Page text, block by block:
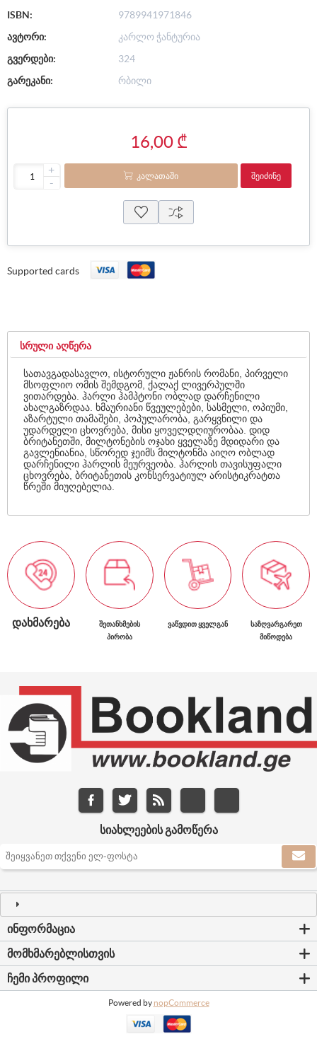
ISBN:
9789941971846
ავტორი:
კარლო ჭანტურია
გვერდები:
324
გარეკანი:
რბილი
16,00 ₾
+
-
ᲙᲐᲚᲐᲗᲐᲨᲘ ᲨᲔᲘᲫᲘᲜᲔ
Supported cards
ᲡᲠᲣᲚᲘ ᲐᲦᲬᲔᲠᲐ
სათავგადასავლო, ისტორული ჟანრის რომანი, პირველი
მსოფლიო ომის შემდგომ, ქალაქ ლივერპულში
ვითარდება. ჰარლი ჰამპტონი ობლად დარჩენილი
ახალგაზრდაა. ხმაურიანი წვეულებები, სასმელი, ოპიუმი,
აზარტული თამაშები, პოპულარობა, გარყვნილი და
უდარდელი ცხოვრება, მისი ყოველდღიურობაა. დიდ
ბრიტანეთში, მილტონების ოჯახი ყველაზე მდიდარი და
გავლენიანია, სწორედ ჯეიმს მილტონმა აიღო ობლად
დარჩენილი ჰარლის მეურვეობა. ჰარლის თავისუფალი
ცხოვრება, ბრიტანეთის კონსერვატიულ არისტიკრატთა
წრეში მიუღებელია.
ᲓᲐᲮᲛᲐᲠᲔᲑᲐ
ᲨᲔᲗᲐᲜᲮᲛᲔᲑᲘᲡ
ᲞᲘᲠᲝᲑᲐ
ᲕᲐᲬᲕᲓᲘᲗ ᲧᲕᲔᲚᲒᲐᲜ
ᲡᲐᲖᲦᲕᲐᲠᲒᲐᲠᲔᲗ
ᲛᲘᲬᲝᲓᲔᲑᲐ
ᲡᲘᲐᲮᲚᲔᲔᲑᲘᲡ ᲒᲐᲛᲝᲬᲔᲠᲐ
ᲘᲜᲤᲝᲠᲛᲐᲪᲘᲐ
ᲛᲝᲛᲮᲛᲐᲠᲔᲑᲚᲘᲡᲗᲕᲘᲡ
ᲩᲔᲛᲘ ᲞᲠᲝᲤᲘᲚᲘ
Powered by nopCommerce